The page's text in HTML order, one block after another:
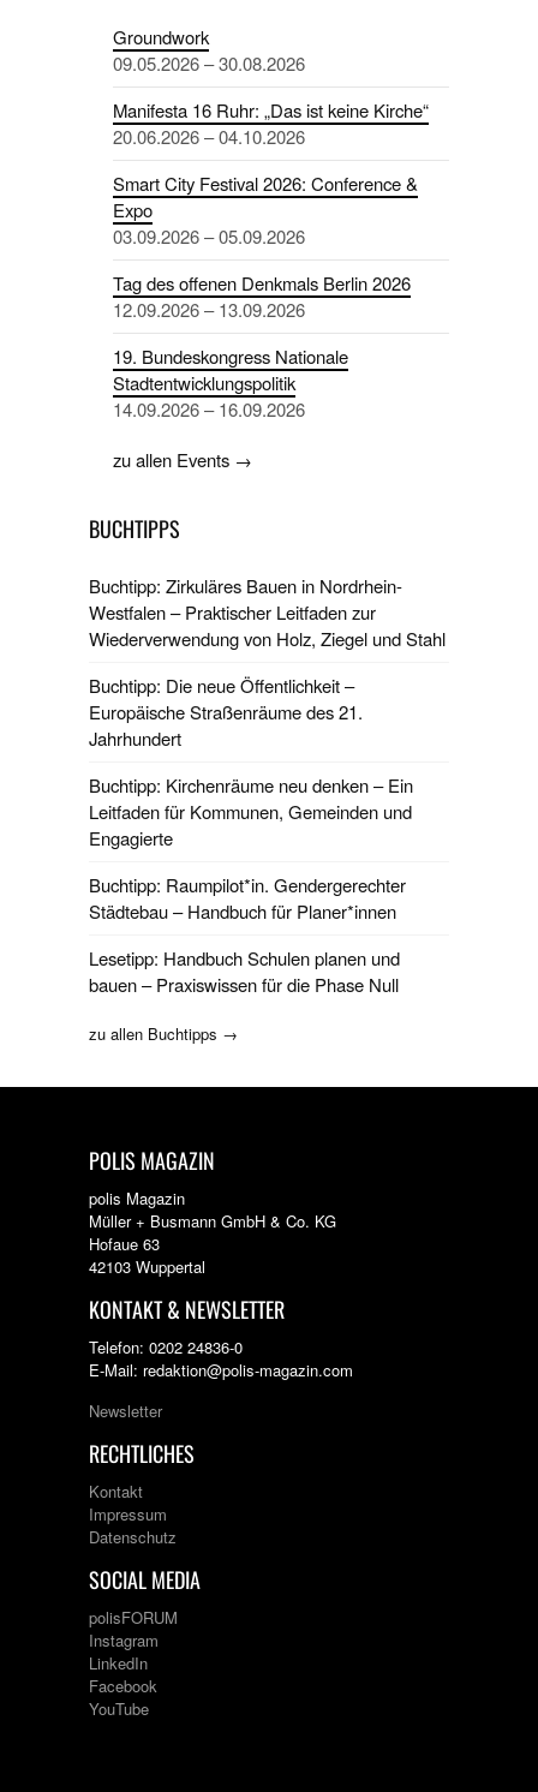
Groundwork
09.05.2026 – 30.08.2026
Manifesta 16 Ruhr: „Das ist keine Kirche“
20.06.2026 – 04.10.2026
Smart City Festival 2026: Conference &
Expo
03.09.2026 – 05.09.2026
Tag des offenen Denkmals Berlin 2026
12.09.2026 – 13.09.2026
19. Bundeskongress Nationale
Stadtentwicklungspolitik
14.09.2026 – 16.09.2026
zu allen Events →
BUCHTIPPS
Buchtipp: Zirkuläres Bauen in Nordrhein-
Westfalen – Praktischer Leitfaden zur
Wiederverwendung von Holz, Ziegel und Stahl
Buchtipp: Die neue Öffentlichkeit –
Europäische Straßenräume des 21.
Jahrhundert
Buchtipp: Kirchenräume neu denken – Ein
Leitfaden für Kommunen, Gemeinden und
Engagierte
Buchtipp: Raumpilot*in. Gendergerechter
Städtebau – Handbuch für Planer*innen
Lesetipp: Handbuch Schulen planen und
bauen – Praxiswissen für die Phase Null
zu allen Buchtipps →
POLIS MAGAZIN
polis Magazin
Müller + Busmann GmbH & Co. KG
Hofaue 63
42103 Wuppertal
KONTAKT & NEWSLETTER
Telefon: 0202 24836-0
E-Mail: redaktion@polis-magazin.com
Newsletter
RECHTLICHES
Kontakt
Impressum
Datenschutz
SOCIAL MEDIA
polisFORUM
Instagram
LinkedIn
Facebook
YouTube